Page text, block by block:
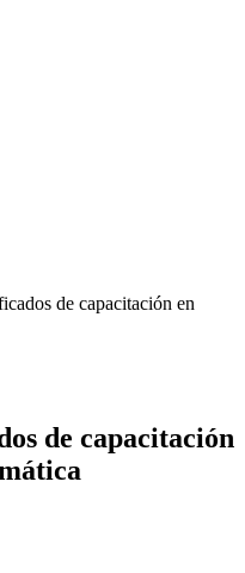
de capacitación en
de capacitación